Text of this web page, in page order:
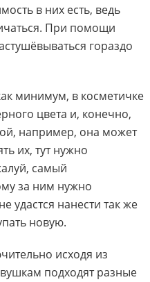
в них есть, ведь
При помощи
гораздо
минимум, в косметичке
цвета и, конечно,
например, она может
их, тут нужно
самый
за ним нужно
удастся нанести так же
новую.
исходя из
подходят разные